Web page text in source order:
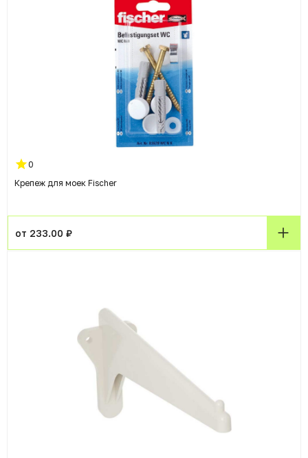
0
Крепеж для моек Fischer
от 233.00 ₽